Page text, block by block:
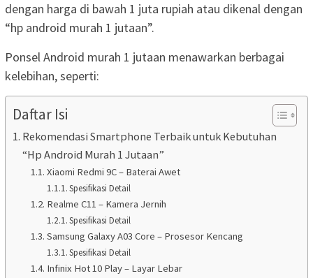
dengan harga di bawah 1 juta rupiah atau dikenal dengan
“hp android murah 1 jutaan”.
Ponsel Android murah 1 jutaan menawarkan berbagai
kelebihan, seperti:
Daftar Isi
Rekomendasi Smartphone Terbaik untuk Kebutuhan
“Hp Android Murah 1 Jutaan”
Xiaomi Redmi 9C – Baterai Awet
Spesifikasi Detail
Realme C11 – Kamera Jernih
Spesifikasi Detail
Samsung Galaxy A03 Core – Prosesor Kencang
Spesifikasi Detail
Infinix Hot 10 Play – Layar Lebar